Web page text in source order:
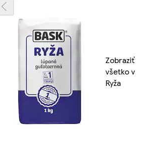
Zobraziť
všetko v
Ryža